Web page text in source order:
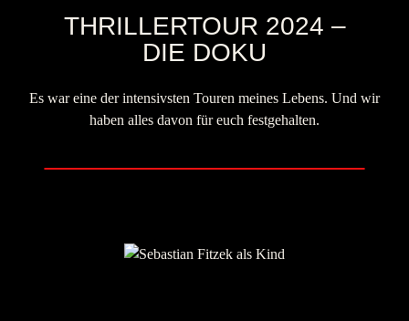
THRILLERTOUR 2024 –
DIE DOKU
Es war eine der intensivsten Touren meines Lebens. Und wir
haben alles davon für euch festgehalten.